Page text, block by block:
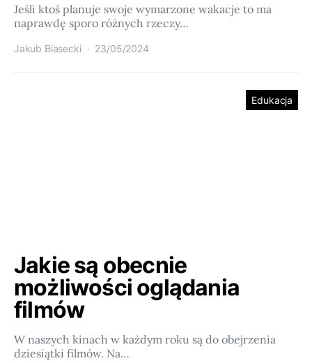
Jeśli ktoś planuje swoje wymarzone wakacje to ma
naprawdę sporo różnych rzeczy…
Jakub Biasecki 23/05/2024
Edukacja
Jakie są obecnie
możliwości oglądania
filmów
W naszych kinach w każdym roku są do obejrzenia
dziesiątki filmów. Na…